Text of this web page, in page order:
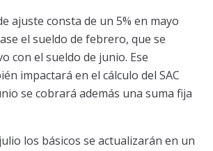
ajuste consta de un 5% en mayo
el sueldo de febrero, que se
con el sueldo de junio. Ese
impactará en el cálculo del SAC
se cobrará además una suma fija
los básicos se actualizarán en un